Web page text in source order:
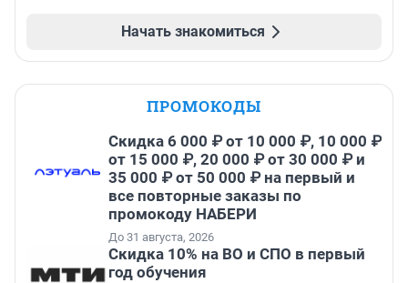
Начать знакомиться
ПРОМОКОДЫ
Скидка 6 000 ₽ от 10 000 ₽, 10 000 ₽
от 15 000 ₽, 20 000 ₽ от 30 000 ₽ и
35 000 ₽ от 50 000 ₽ на первый и
все повторные заказы по
промокоду НАБЕРИ
До 31 августа, 2026
Скидка 10% на ВО и СПО в первый
год обучения